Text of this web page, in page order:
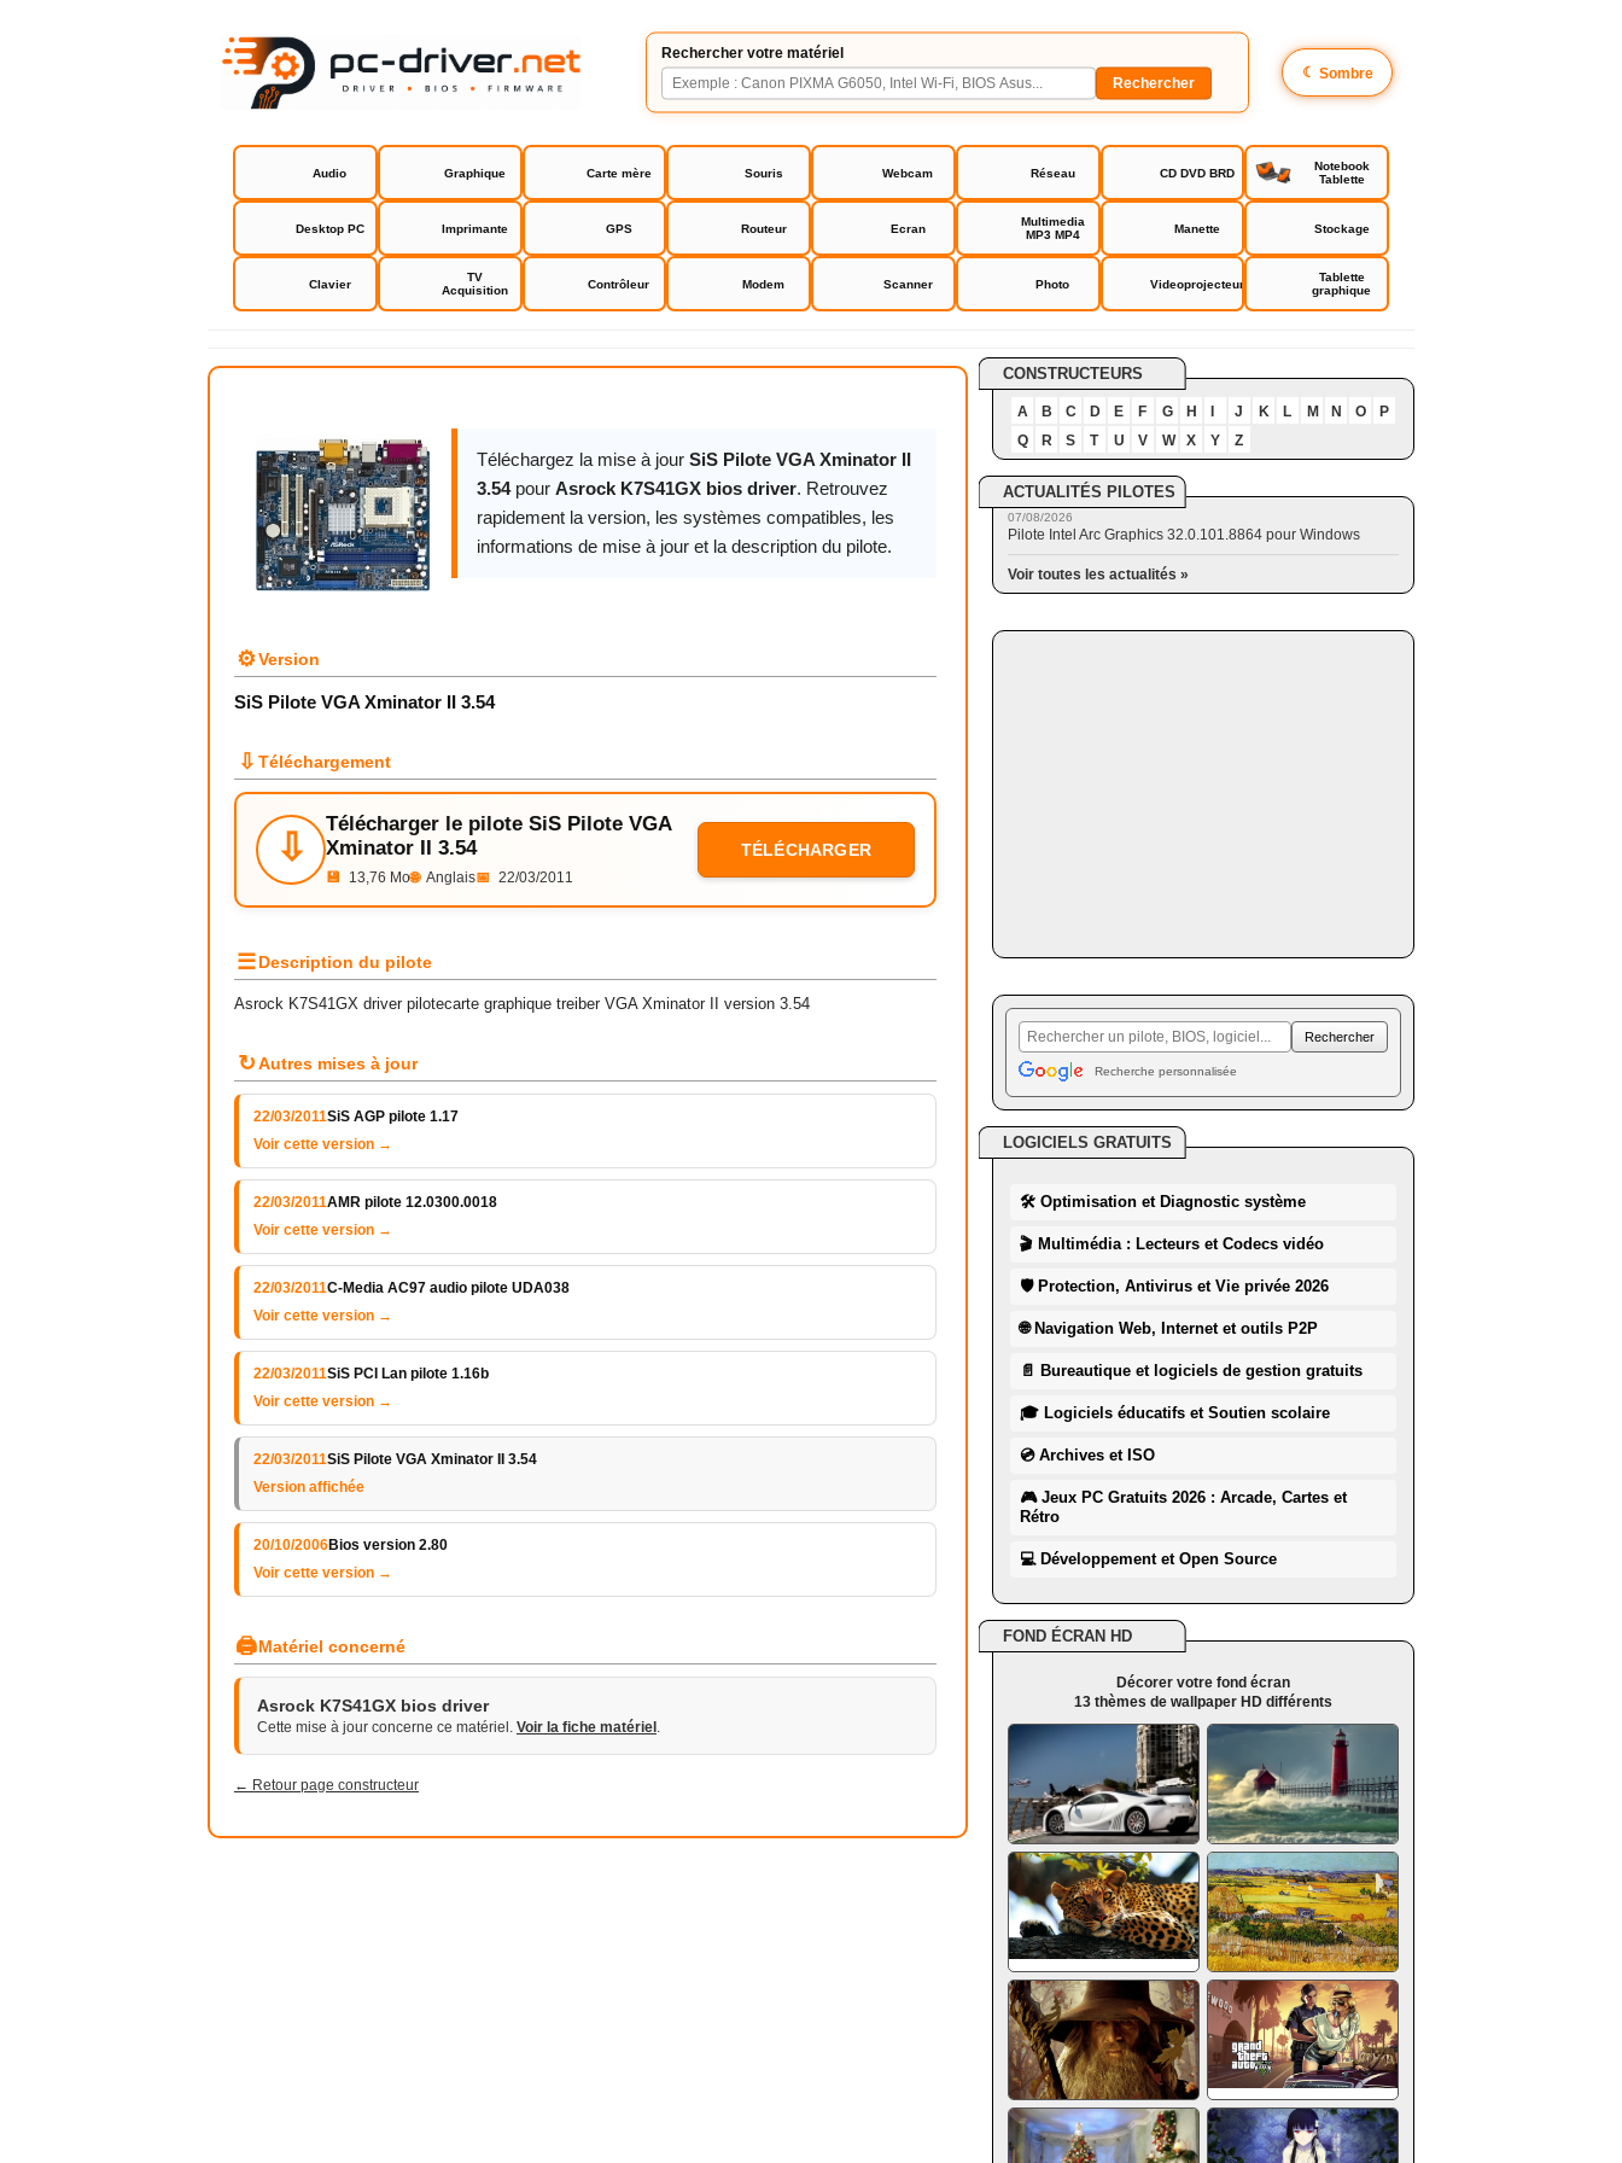
Rechercher votre matériel
☾ Sombre
Audio Graphique Carte mère Souris Webcam Réseau CD DVD BRD
Notebook
Tablette
Desktop PC Imprimante GPS Routeur Ecran
Multimedia
MP3 MP4
Manette Stockage
Clavier
TV
Acquisition
Contrôleur Modem Scanner Photo Videoprojecteur
Tablette
graphique
Asrock K7S41GX bios driver
Téléchargez la mise à jour SiS Pilote VGA Xminator II
3.54pour Asrock K7S41GX bios driver. Retrouvez
rapidement la version, les systèmes compatibles, les
informations de mise à jour et la description du pilote.
⚙Version
SiS Pilote VGA Xminator II 3.54
⇩ Téléchargement
⇩
Télécharger le pilote SiS Pilote VGA
Xminator II 3.54
💾 13,76 Mo🌐 Anglais📅 22/03/2011
TÉLÉCHARGER
☰Description du pilote
Asrock K7S41GX driver pilotecarte graphique treiber VGA Xminator II version 3.54
↻Autres mises à jour
22/03/2011SiS AGP pilote 1.17
Voir cette version →
22/03/2011AMR pilote 12.0300.0018
Voir cette version →
22/03/2011C-Media AC97 audio pilote UDA038
Voir cette version →
22/03/2011SiS PCI Lan pilote 1.16b
Voir cette version →
22/03/2011SiS Pilote VGA Xminator II 3.54
Version affichée
20/10/2006Bios version 2.80
Voir cette version →
🖨Matériel concerné
Asrock K7S41GX bios driver
Cette mise à jour concerne ce matériel. Voir la fiche matériel .
← Retour page constructeur
CONSTRUCTEURS
A B C D E F G H J K L M N O
P
Q
R S T U V W X Y Z
ACTUALITÉS PILOTES
07/08/2026
Pilote Intel Arc Graphics 32.0.101.8864 pour Windows
Voir toutes les actualités »
Recherche personnalisée
LOGICIELS GRATUITS
🛠 Optimisation et Diagnostic système
🎬 Multimédia : Lecteurs et Codecs vidéo
🛡 Protection, Antivirus et Vie privée 2026
🌐 Navigation Web, Internet et outils P2P
📄 Bureautique et logiciels de gestion gratuits
🎓 Logiciels éducatifs et Soutien scolaire
💿 Archives et ISO
🎮 Jeux PC Gratuits 2026 : Arcade, Cartes et
Rétro
💻 Développement et Open Source
FOND ÉCRAN HD
Décorer votre fond écran
13 thèmes de wallpaper HD différents